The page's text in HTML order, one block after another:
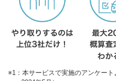
※1：本サービスで実施のアンケー